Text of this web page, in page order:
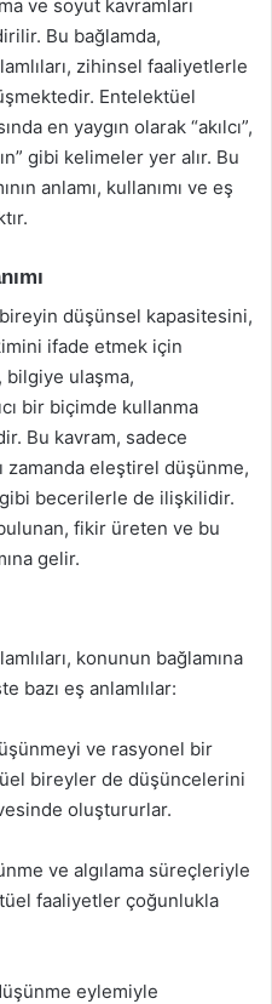
ve soyut kavramları
Bu bağlamda,
zihinsel faaliyetlerle
Entelektüel
en yaygın olarak “akılcı”,
gibi kelimeler yer alır. Bu
anlamı, kullanımı ve eş
düşünsel kapasitesini,
ifade etmek için
bilgiye ulaşma,
bir biçimde kullanma
Bu kavram, sadece
zamanda eleştirel düşünme,
gibi becerilerle de ilişkilidir.
fikir üreten ve bu
gelir.
konunun bağlamına
bazı eş anlamlılar:
ve rasyonel bir
bireyler de düşüncelerini
oluştururlar.
ve algılama süreçleriyle
faaliyetler çoğunlukla
eylemiyle